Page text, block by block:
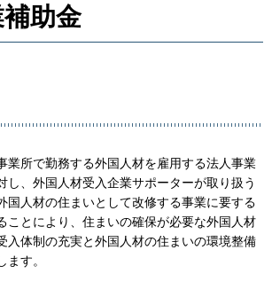
助金
業所で勤務する外国人材を雇用する法人事業
し、外国人材受入企業サポーターが取り扱う
国人材の住まいとして改修する事業に要する
ことにより、住まいの確保が必要な外国人材
入体制の充実と外国人材の住まいの環境整備
す。